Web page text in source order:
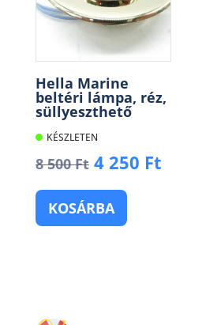
Hella Marine
beltéri lámpa, réz,
süllyeszthető
KÉSZLETEN
8 500Ft Original
was:
8
4 250 FtCurrent
KOSÁRBA